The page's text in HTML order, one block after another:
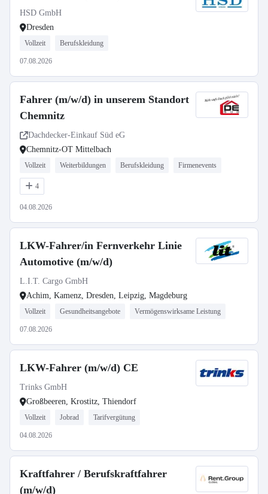
HSD GmbH
Dresden
Vollzeit Berufskleidung
07.08.2026
Fahrer (m/w/d) in unserem Standort
Chemnitz
Dachdecker-Einkauf Süd eG
Chemnitz-OT Mittelbach
Vollzeit Weiterbildungen Berufskleidung Firmenevents
4
04.08.2026
LKW-Fahrer/in Fernverkehr Linie
Automotive (m/w/d)
L.I.T. Cargo GmbH
Achim, Kamenz, Dresden, Leipzig, Magdeburg
Vollzeit Gesundheitsangebote Vermögenswirksame Leistung
07.08.2026
LKW-Fahrer (m/w/d) CE
Trinks GmbH
Großbeeren, Krostitz, Thiendorf
Vollzeit Jobrad Tarifvergütung
04.08.2026
Kraftfahrer / Berufskraftfahrer
(m/w/d)